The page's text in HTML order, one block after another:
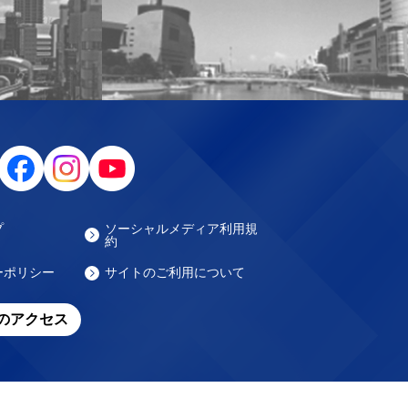
ソーシャルメディア利用規
約
リシー サイトのご利用について
アクセス